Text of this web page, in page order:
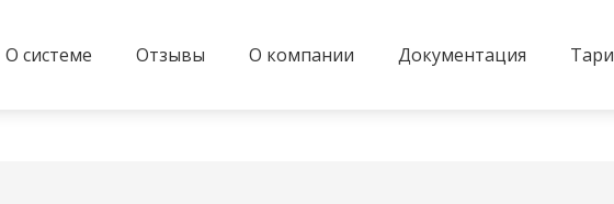
О системе Отзывы О компании Документация